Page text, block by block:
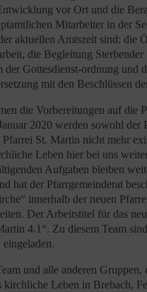
vor Ort und die
Mitarbeiter in der
aktuellen Amtszeit sind: die
die Begleitung Sterbender
der Gottesdienst-ordnung und
mit den Beschlüssen
die Vorbereitungen auf die
2020 werden sowohl der
Pfarrei St. Martin nicht mehr
Leben hier bei uns
Aufgaben bleiben
hat der Pfarrgemeinderat
innerhalb der neuen
Der Arbeitstitel für das
4.1“. Zu diesem Team
eingeladen.
und alle anderen Gruppen,
kirchliche Leben in Brebach,